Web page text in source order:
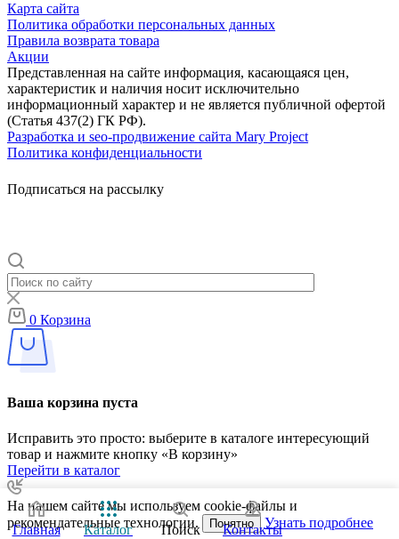
Карта сайта
Политика обработки персональных данных
Правила возврата товара
Акции
Представленная на сайте информация, касающаяся цен,
характеристик и наличия носит исключительно
информационный характер и не является публичной офертой
(Статья 437(2) ГК РФ).
Разработка и seo-продвижение сайта Mary Project
Политика конфиденциальности
Подписаться на рассылку
0 Корзина
Ваша корзина пуста
Исправить это просто: выберите в каталоге интересующий
товар и нажмите кнопку «В корзину»
Перейти в каталог
Главная Каталог Поиск Контакты
На нашем сайте мы используем cookie-файлы и
рекомендательные технологии.
Понятно Узнать подробнее